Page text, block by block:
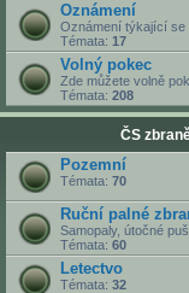
Oznámení
Oznámení týkající se
Témata: 17
Volný pokec
Zde můžete volně
Témata: 208
ČS
Pozemní
Témata: 70
Ruční palné
Samopaly, útočné
Témata: 60
Letectvo
Témata: 32